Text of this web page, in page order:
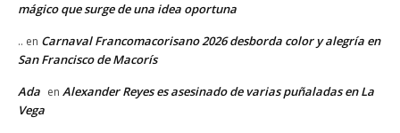
mágico que surge de una idea oportuna
.. en Carnaval Francomacorisano 2026 desborda color y alegría en
San Francisco de Macorís
Ada en Alexander Reyes es asesinado de varias puñaladas en La
Vega